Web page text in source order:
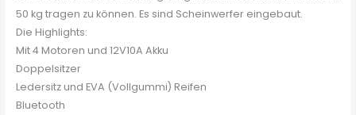
50 kg tragen zu können. Es sind Scheinwerfer eingebaut.
Die Highlights:
Mit 4 Motoren und 12V10A Akku
Doppelsitzer
Ledersitz und EVA (Vollgummi) Reifen
Bluetooth